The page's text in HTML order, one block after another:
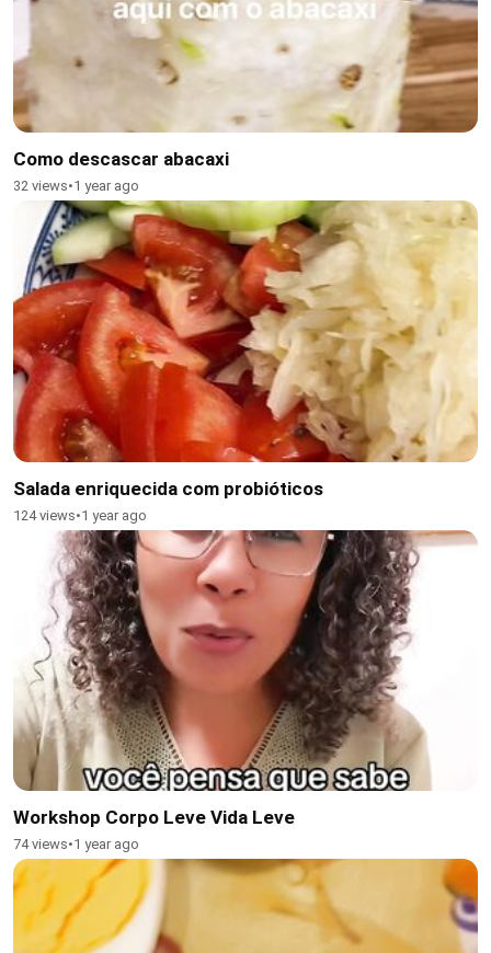
Como descascar abacaxi
32 views•1 year ago
Salada enriquecida com probióticos
124 views•1 year ago
Workshop Corpo Leve Vida Leve
74 views•1 year ago